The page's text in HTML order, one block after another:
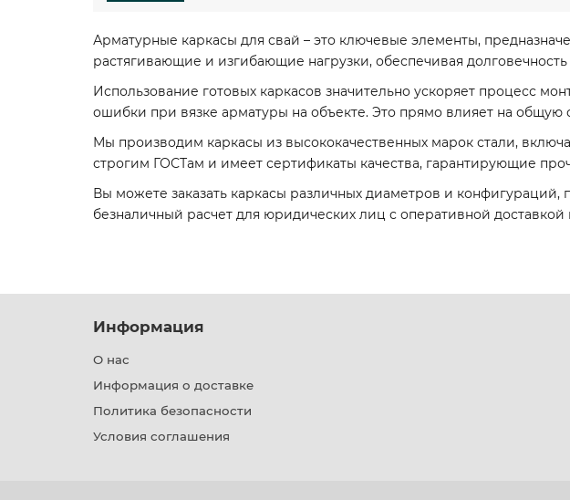
Арматурные каркасы для свай – это ключевые элементы,
растягивающие и изгибающие нагрузки, обеспечивая
Использование готовых каркасов значительно ускоряет процесс
ошибки при вязке арматуры на объекте. Это прямо влияет на общую
Мы производим каркасы из высококачественных марок стали,
строгим ГОСТам и имеет сертификаты качества, гарантирующие
Вы можете заказать каркасы различных диаметров и
безналичный расчет для юридических лиц с оперативной
Информация
О нас
Информация о доставке
Политика безопасности
Условия соглашения